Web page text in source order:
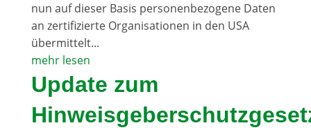
nun auf dieser Basis personenbezogene Daten
an zertifizierte Organisationen in den USA
übermittelt...
mehr lesen
Update zum